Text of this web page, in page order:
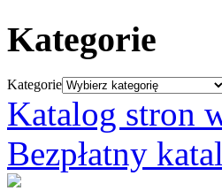
Kategorie
Kategorie
Katalog stron
Bezpłatny